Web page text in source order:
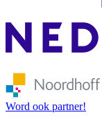
Word ook partner!